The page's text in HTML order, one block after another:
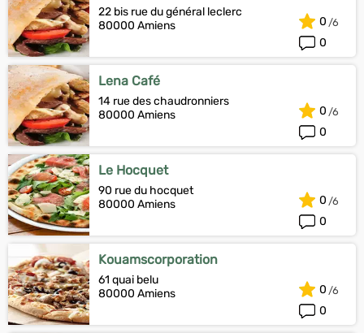
22 bis rue du général leclerc
80000 Amiens
0
0
Lena Café
14 rue des chaudronniers
80000 Amiens
0
0
Le Hocquet
90 rue du hocquet
80000 Amiens
0
0
Kouamscorporation
61 quai belu
80000 Amiens
0
0